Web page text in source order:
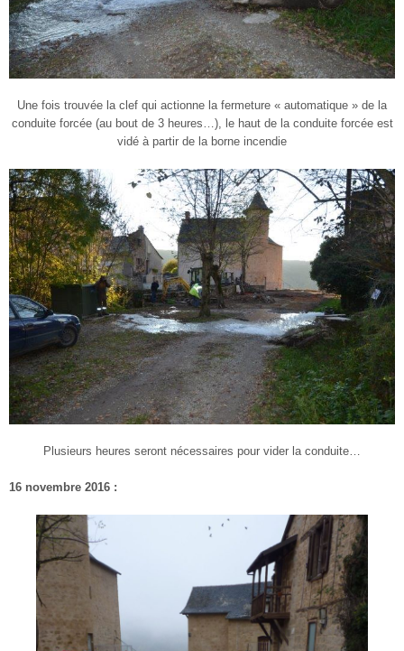
Une fois trouvée la clef qui actionne la fermeture « automatique » de la
conduite forcée (au bout de 3 heures…), le haut de la conduite forcée est
vidé à partir de la borne incendie
Plusieurs heures seront nécessaires pour vider la conduite…
16 novembre 2016 :